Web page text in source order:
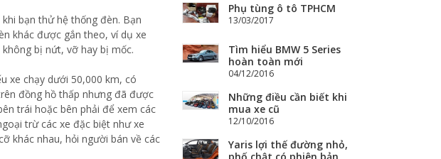
bạn thử hệ thống đèn. Bạn
khác được gắn theo, ví dụ xe
bị nứt, vỡ hay bị mốc.
xe chạy dưới 50,000 km, có
đồng hồ thấp nhưng đã được
trái hoặc bên phải để xem các
trừ các xe đặc biệt như xe
khác nhau, hỏi người bán về các
Phụ tùng ô tô TPHCM
13/03/2017
Tìm hiểu BMW 5 Series
hoàn toàn mới
04/12/2016
Những điều cần biết khi
mua xe cũ
12/10/2016
Yaris lợi thế đường nhỏ,